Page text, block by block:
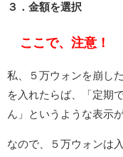
３．金額を選択
ここで、注意！
私、５万ウォンを崩し
を入れたらば、「定期
ん」というような表示
なので、５万ウォンは